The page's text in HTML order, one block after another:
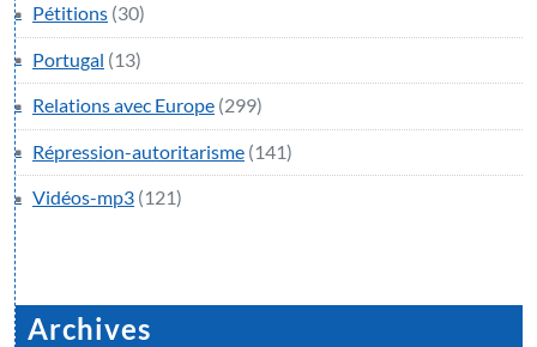
Pétitions (30)
Portugal (13)
Relations avec Europe (299)
Répression-autoritarisme (141)
Vidéos-mp3 (121)
Archives